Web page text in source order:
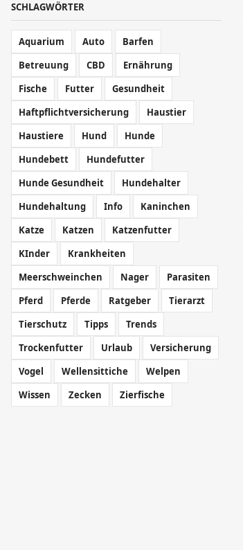
SCHLAGWÖRTER
Aquarium Auto
Barfen
Betreuung
CBD
Ernährung
Fische
Futter
Gesundheit
Haftpflichtversicherung
Haustier
Haustiere
Hund
Hunde
Hundebett
Hundefutter
Hunde Gesundheit
Hundehalter
Hundehaltung
Info
Kaninchen
Katze
Katzen
Katzenfutter
KInder
Krankheiten
Meerschweinchen
Nager
Parasiten
Pferd
Pferde Ratgeber
Tierarzt
Tierschutz
Tipps
Trends
Trockenfutter
Urlaub
Versicherung
Vogel
Wellensittiche
Welpen
Wissen
Zecken Zierfische